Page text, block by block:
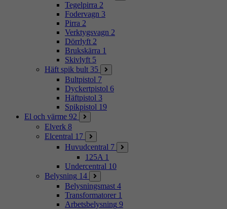
Tegelpirra 2
Fodervagn 3
Pirra 2
Verktygsvagn 2
Dörrlyft 2
Brukskärra 1
Skivlyft 5
Häft spik bult 35
Bultpistol 7
Dyckertpistol 6
Häftpistol 3
Spikpistol 19
El och värme 92
Elverk 8
Elcentral 17
Huvudcentral 7
125A 1
Undercentral 10
Belysning 14
Belysningsmast 4
Transformatorer 1
Arbetsbelysning 9